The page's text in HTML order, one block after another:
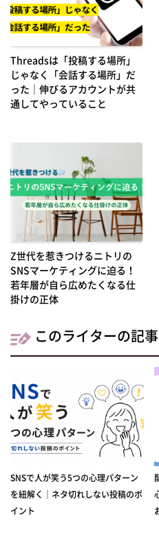
Threadsは「投稿する場所」
じゃなく「会話する場所」だ
った｜伸びるアカウントが共
通してやっていること
Z世代を惹きつけるニトリの
SNSマーケティングに迫る！
若年層が自ら広めたくなる仕
掛けの正体
このライターの記事
SNSで人が笑う5つの心理パターン
を紐解く｜ネタ切れしない投稿のポ
イント